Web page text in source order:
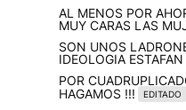
AL MENOS POR
MUY CARAS LAS
SON UNOS
IDEOLOGIA ESTAFAN
POR
HAGAMOS !!!
EDITADO